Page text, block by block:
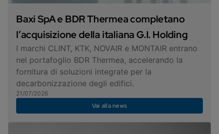
Baxi SpA e BDR Thermea completano
l’acquisizione della italiana G.I. Holding
I marchi CLINT, KTK, NOVAIR e MONTAIR entrano
nel portafoglio BDR Thermea, accelerando la
fornitura di soluzioni integrate per la
decarbonizzazione degli edifici.
21/07/2026
Vai alla news